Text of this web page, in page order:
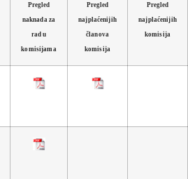
Pregled
naknada za
rad u
komisijama
Pregled
najplaćenijih
članova
komisija
Pregled
najplaćenijih
komisija